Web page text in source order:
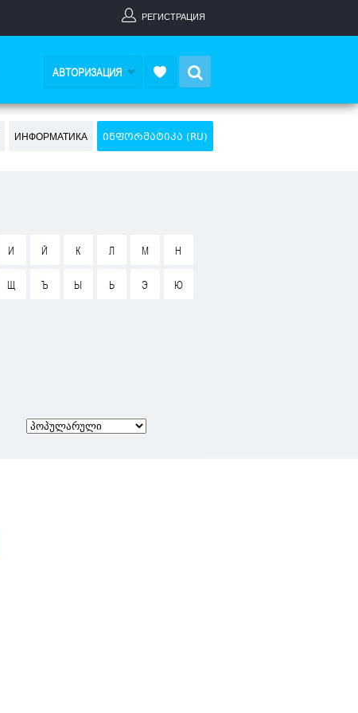
РЕГИСТРАЦИЯ
АВТОРИЗАЦИЯ
ИНФОРМАТИКА ᲘᲜᲤᲝᲠᲛᲐᲢᲘᲙᲐ (RU)
И Й К Л М Н
Щ Ъ Ы Ь Э Ю